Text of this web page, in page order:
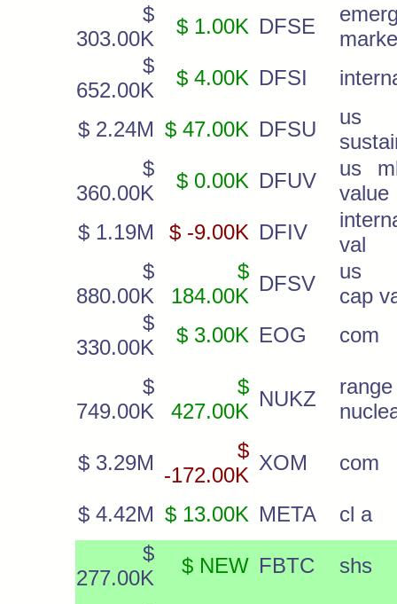
$
303.00K
$ 1.00K DFSE
$
652.00K
$ 4.00K DFSI
$ 2.24M $ 47.00K DFSU
us
$
360.00K
$ 0.00K DFUV
us
value
$ 1.19M
$ -9.00K DFIV
val
$
880.00K
$
184.00K
DFSV
us
cap
$
330.00K
$ 3.00K EOG com
$
749.00K
$
427.00K
NUKZ
range
$ 3.29M
$
-172.00K
XOM com
$ 4.42M $ 13.00K META
cl a
$
277.00K
$ NEW FBTC shs